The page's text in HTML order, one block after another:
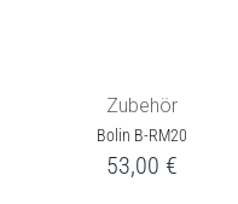
Zubehör
Bolin B-RM20
53,00 €